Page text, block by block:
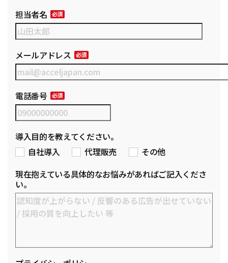
担当者名
メールアドレス
電話番号
導入目的を教えてください。
自社導入
代理販売
その他
現在抱えている具体的なお悩みがあればご記入くださ
い。